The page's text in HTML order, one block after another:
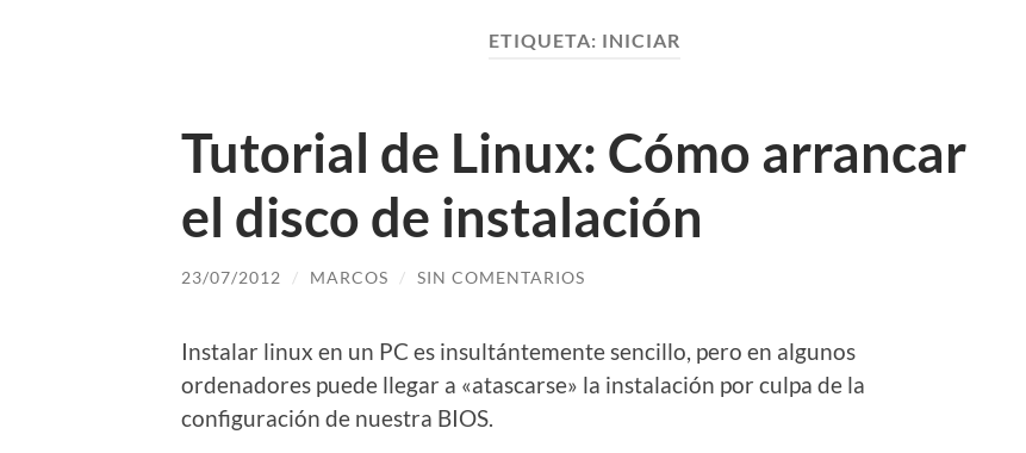
ETIQUETA: INICIAR
Tutorial de Linux: Cómo arrancar
el disco de instalación
23/07/2012 / MARCOS / SIN COMENTARIOS
Instalar linux en un PC es insultántemente sencillo, pero en algunos
ordenadores puede llegar a «atascarse» la instalación por culpa de la
configuración de nuestra BIOS.